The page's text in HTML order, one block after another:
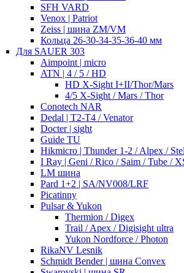
SFH VARD
Venox | Patriot
Zeiss | шина ZM/VM
Кольца 26-30-34-35-36-40 мм
Для SAUER 303
Aimpoint | micro
ATN | 4 / 5 / HD
HD X-Sight I+II/Thor/Mars
4/5 X-Sight / Mars / Thor
Conotech NAR
Dedal | T2-T4 / Venator
Docter | sight
Guide TU
Hikmicro | Thunder 1-2 / Alpex /
I Ray | Geni / Rico / Saim / Tube /
LM шина
Pard 1+2 | SA/NV008/LRF
Picatinny
Pulsar & Yukon
Thermion / Digex
Trail / Apex / Digisight ultra
Yukon Nordforce / Photon
RikaNV Lesnik
Schmidt Bender | шина Convex